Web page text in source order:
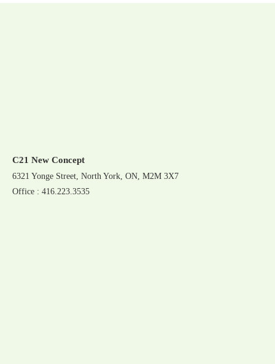
C21 New Concept
6321 Yonge Street, North York, ON, M2M 3X7
Office : 416.223.3535